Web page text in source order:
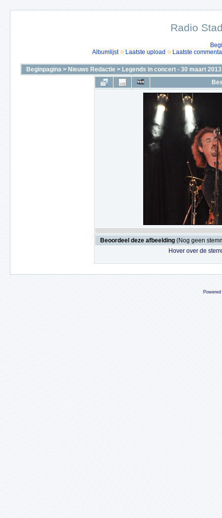
Radio
Albumlijst
Laatste upload Laatste
Beginpagina > Nieuws Redactie > Legends in concert - 30 maart 2013
Beoordeel deze afbeelding (Nog geen
Hover over de